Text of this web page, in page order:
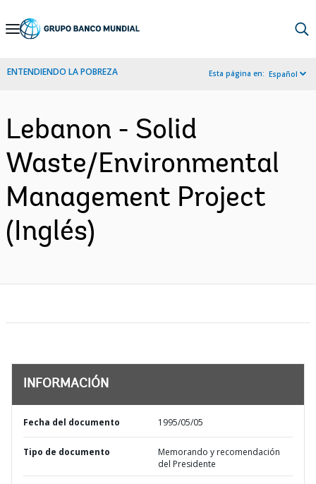
Skip
Navigation
ENTENDIENDO LA POBREZA Esta página en: Español
Lebanon - Solid
Waste/Environmental
Management Project
(Inglés)
INFORMACIÓN
Fecha del documento 1995/05/05
Tipo de documento
Memorando y recomendación
del Presidente